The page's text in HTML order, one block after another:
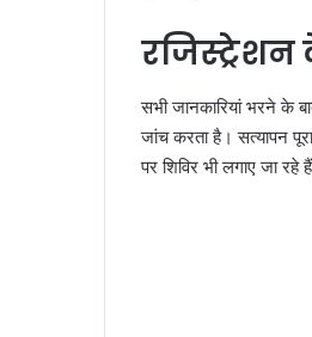
रजिस्ट्रेशन
सभी जानकारियां भरने के
जांच करता है। सत्यापन
पर शिविर भी लगाए जा